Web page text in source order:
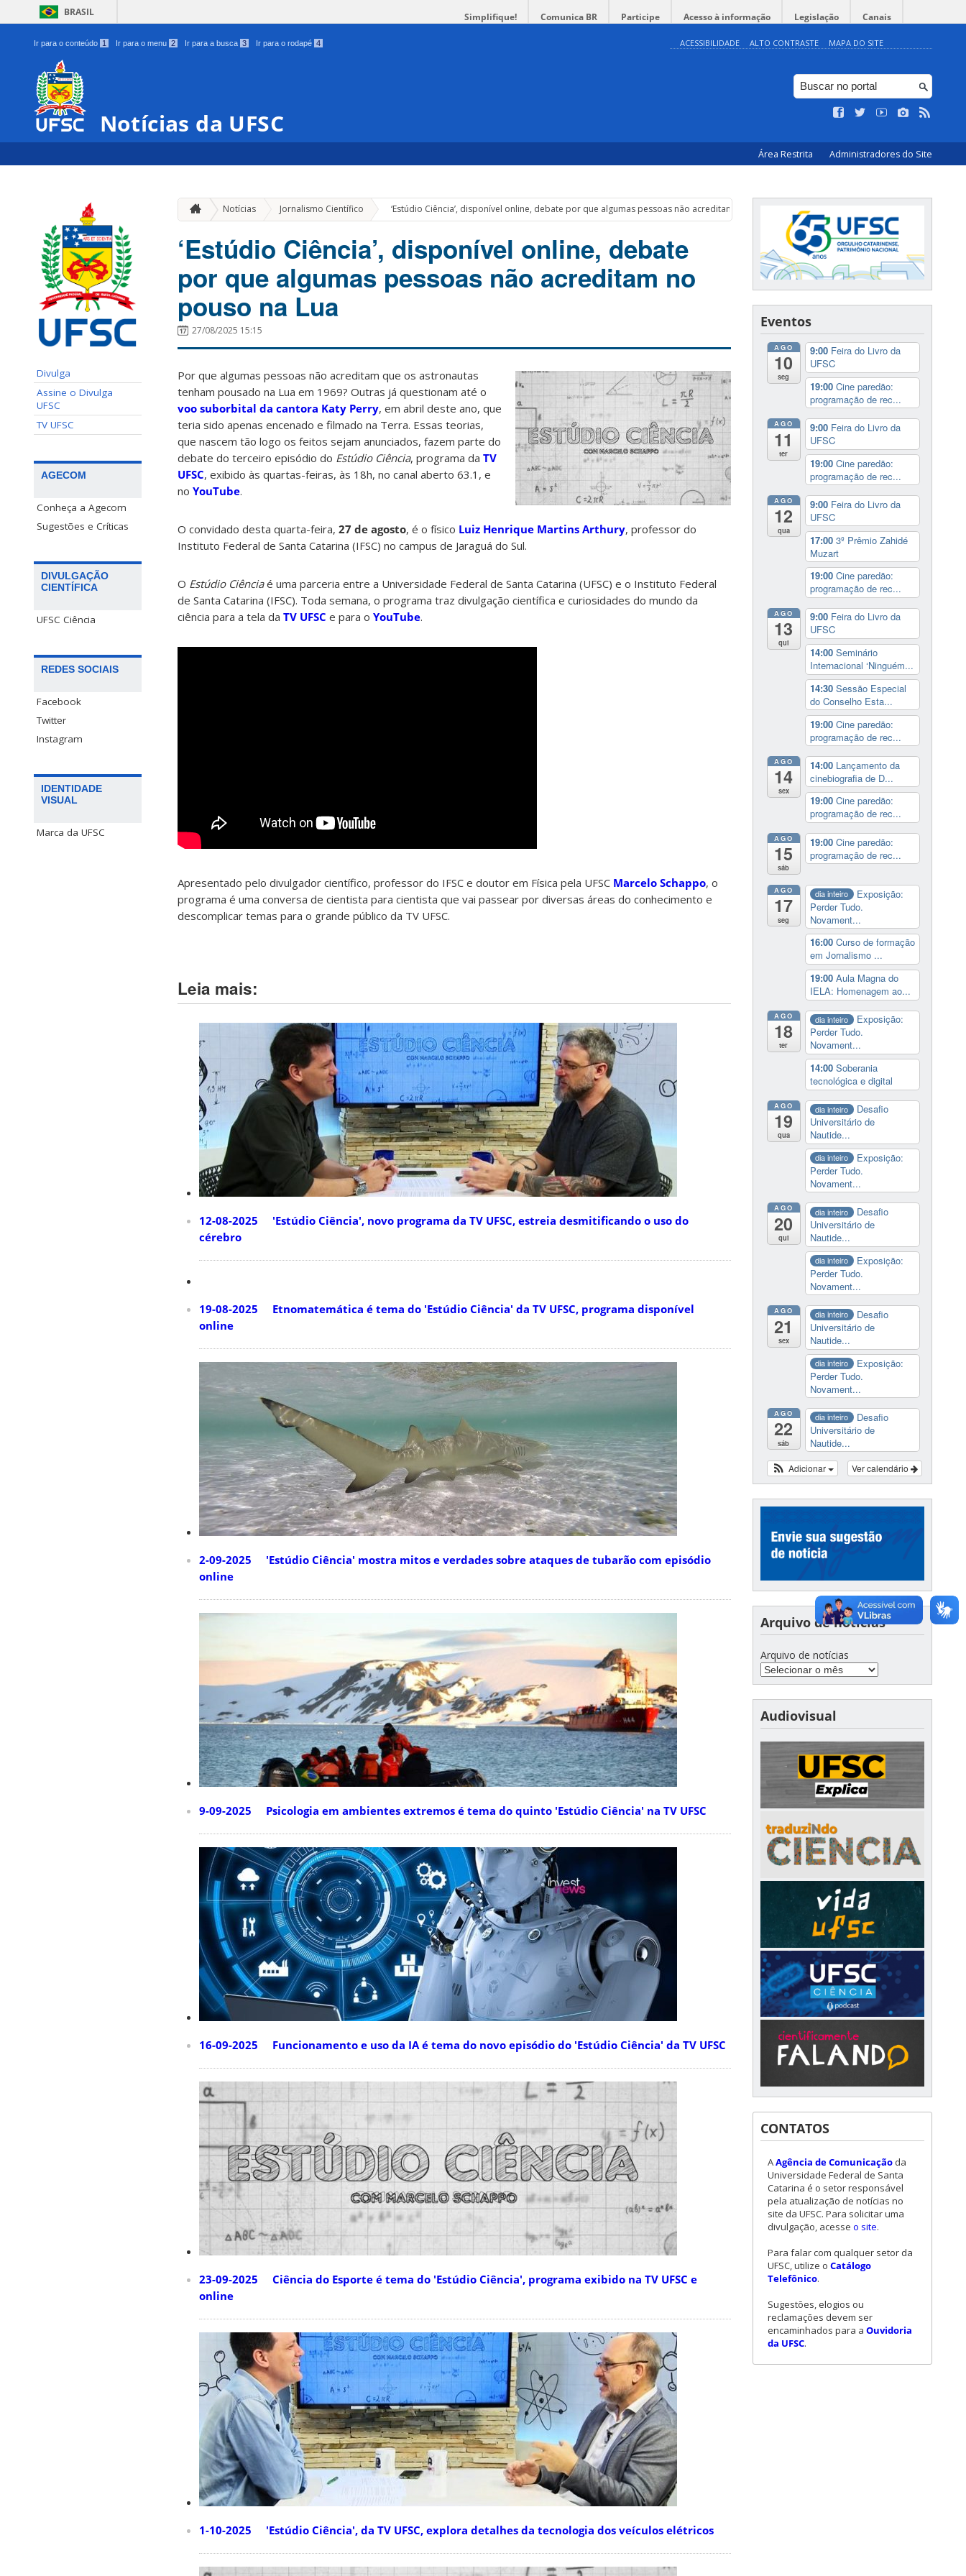
BRASIL Simplifique! Comunica BR Participe Acesso à informação Legislação Canais
Ir para o conteúdo 1 Ir para o menu 2 Ir para a busca 3 Ir para o rodapé 4 ACESSIBILIDADE ALTO CONTRASTE MAPA DO SITE
Notícias da UFSC
Área Restrita Administradores do Site
Divulga
Assine o Divulga
UFSC
TV UFSC
AGECOM
Conheça a Agecom
Sugestões e Críticas
DIVULGAÇÃO
CIENTÍFICA
UFSC Ciência
REDES SOCIAIS
Facebook
Twitter
Instagram
IDENTIDADE
VISUAL
Marca da UFSC
Notícias Jornalismo Científico » ‘Estúdio Ciência’, disponível online, debate por que algumas pessoas não acreditam no pouso na Lua
‘Estúdio Ciência’, disponível online, debate
por que algumas pessoas não acreditam no
pouso na Lua
27/08/2025 15:15
Por que algumas pessoas não acreditam que os astronautas
tenham pousado na Lua em 1969? Outras já questionam até o
voo suborbital da cantora Katy Perry, em abril deste ano, que
teria sido apenas encenado e filmado na Terra. Essas teorias,
que nascem tão logo os feitos sejam anunciados, fazem parte do
debate do terceiro episódio do Estúdio Ciência, programa da TV
UFSC, exibido às quartas-feiras, às 18h, no canal aberto 63.1, e
no YouTube.
O convidado desta quarta-feira, 27 de agosto, é o físico Luiz Henrique Martins Arthury, professor do
Instituto Federal de Santa Catarina (IFSC) no campus de Jaraguá do Sul.
O Estúdio Ciênciaé uma parceria entre a Universidade Federal de Santa Catarina (UFSC) e o Instituto Federal
de Santa Catarina (IFSC). Toda semana, o programa traz divulgação científica e curiosidades do mundo da
ciência para a tela da TV UFSC e para o YouTube.
Apresentado pelo divulgador científico, professor do IFSC e doutor em Física pela UFSC Marcelo Schappo, o
programa é uma conversa de cientista para cientista que vai passear por diversas áreas do conhecimento e
descomplicar temas para o grande público da TV UFSC.
Leia mais:
12-08-2025 'Estúdio Ciência', novo programa da TV UFSC, estreia desmitificando o uso do
cérebro
19-08-2025 Etnomatemática é tema do 'Estúdio Ciência' da TV UFSC, programa disponível
online
2-09-2025 'Estúdio Ciência' mostra mitos e verdades sobre ataques de tubarão com episódio
online
9-09-2025 Psicologia em ambientes extremos é tema do quinto 'Estúdio Ciência' na TV UFSC
16-09-2025 Funcionamento e uso da IA é tema do novo episódio do 'Estúdio Ciência' da TV UFSC
23-09-2025 Ciência do Esporte é tema do 'Estúdio Ciência', programa exibido na TV UFSC e
online
1-10-2025 'Estúdio Ciência', da TV UFSC, explora detalhes da tecnologia dos veículos elétricos
Eventos
AGO
10
seg
9:00 Feira do Livro da
UFSC
19:00 Cine paredão:
programação de rec...
AGO
11
ter
9:00 Feira do Livro da
UFSC
19:00 Cine paredão:
programação de rec...
AGO
12
qua
9:00 Feira do Livro da
UFSC
17:00 3º Prêmio Zahidé
Muzart
19:00 Cine paredão:
programação de rec...
AGO
13
qui
9:00 Feira do Livro da
UFSC
14:00 Seminário
Internacional ‘Ninguém...
14:30 Sessão Especial
do Conselho Esta...
19:00 Cine paredão:
programação de rec...
AGO
14
sex
14:00 Lançamento da
cinebiografia de D...
19:00 Cine paredão:
programação de rec...
AGO
15
sáb
19:00 Cine paredão:
programação de rec...
AGO
17
seg
dia inteiro
Exposição:
Perder Tudo.
Novament...
16:00 Curso de formação
em Jornalismo ...
19:00 Aula Magna do
IELA: Homenagem ao...
AGO
18
ter
dia inteiro
Exposição:
Perder Tudo.
Novament...
14:00 Soberania
tecnológica e digital
AGO
19
qua
dia inteiro
Desafio
Universitário de
Nautide...
dia inteiro
Exposição:
Perder Tudo.
Novament...
AGO
20
qui
dia inteiro
Desafio
Universitário de
Nautide...
dia inteiro
Exposição:
Perder Tudo.
Novament...
AGO
21
sex
dia inteiro
Desafio
Universitário de
Nautide...
dia inteiro
Exposição:
Perder Tudo.
Novament...
AGO
22
sáb
dia inteiro
Desafio
Universitário de
Nautide...
Ver calendário
Adicionar
Arquivo de notícias
Arquivo de notícias
Audiovisual
CONTATOS
AAgência de Comunicação da
Universidade Federal de Santa
Catarina é o setor responsável
pela atualização de notícias no
site da UFSC. Para solicitar uma
divulgação, acesse o site.
Para falar com qualquer setor da
UFSC, utilize o Catálogo
Telefônico.
Sugestões, elogios ou
reclamações devem ser
encaminhados para a Ouvidoria
da UFSC.